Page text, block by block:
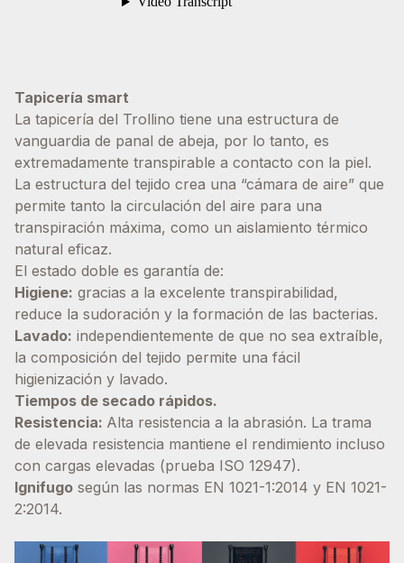
Tapicería smart
La tapicería del Trollino tiene una estructura de
vanguardia de panal de abeja, por lo tanto, es
extremadamente transpirable a contacto con la piel.
La estructura del tejido crea una “cámara de aire” que
permite tanto la circulación del aire para una
transpiración máxima, como un aislamiento térmico
natural eficaz.
El estado doble es garantía de:
Higiene: gracias a la excelente transpirabilidad,
reduce la sudoración y la formación de las bacterias.
Lavado: independientemente de que no sea extraíble,
la composición del tejido permite una fácil
higienización y lavado.
Tiempos de secado rápidos.
Resistencia: Alta resistencia a la abrasión. La trama
de elevada resistencia mantiene el rendimiento incluso
con cargas elevadas (prueba ISO 12947).
Ignifugo según las normas EN 1021-1:2014 y EN 1021-
2:2014.